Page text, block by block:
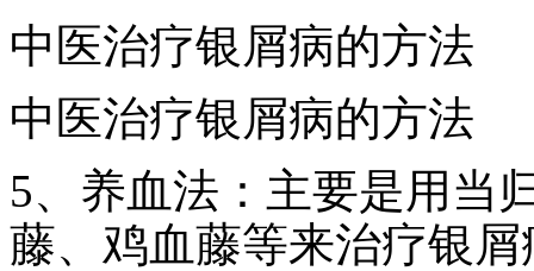
中医治疗银屑病的方法
中医治疗银屑病的方法
5、养血法：主要是用当
藤、鸡血藤等来治疗银屑